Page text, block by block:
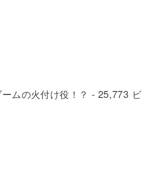
ムの火付け役！？ - 25,773 ビ